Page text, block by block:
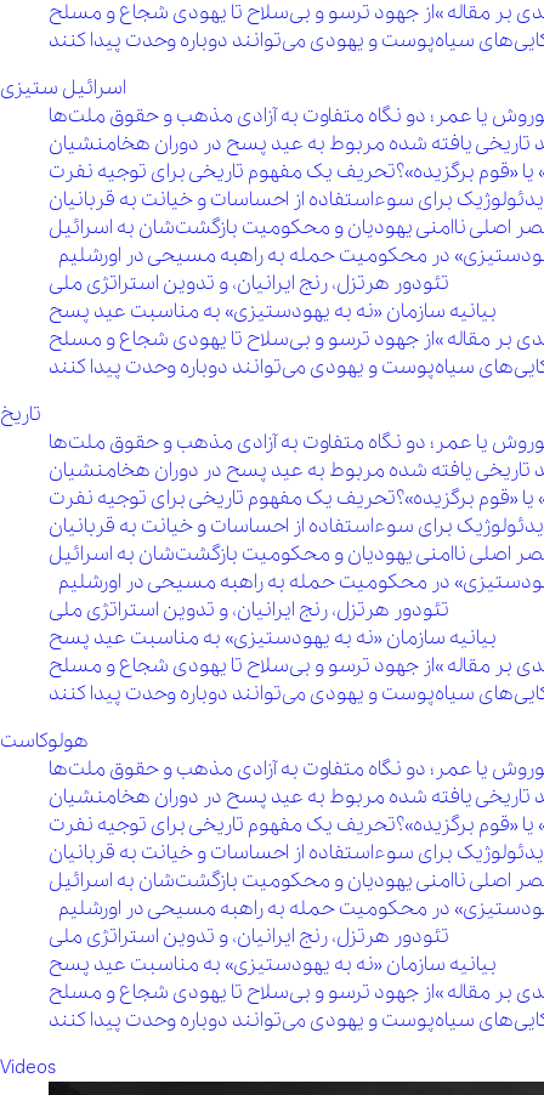
اسرائیل ستیزی
یا عمر؛ دو نگاه متفاوت به آزادی مذهب و حقوق ملت‌ها
یافته شده مربوط به عید پسح در دوران هخامنشیان
یا «قوم برگزیده»؟تحریف یک مفهوم تاریخی برای توجیه نفرت
برای سوءاستفاده از احساسات و خیانت به قربانیان
اصلی ناامنی یهودیان و محکومیت بازگشت‌شان به اسرائیل
در محکومیت حمله به راهبه مسیحی در اورشلیم
تئودور هرتزل، رنج ایرانیان، و تدوین استراتژی ملی
بیانیه سازمان «نه به یهودستیزی» به مناسبت عید پسح
تاریخ
یا عمر؛ دو نگاه متفاوت به آزادی مذهب و حقوق ملت‌ها
یافته شده مربوط به عید پسح در دوران هخامنشیان
یا «قوم برگزیده»؟تحریف یک مفهوم تاریخی برای توجیه نفرت
برای سوءاستفاده از احساسات و خیانت به قربانیان
اصلی ناامنی یهودیان و محکومیت بازگشت‌شان به اسرائیل
در محکومیت حمله به راهبه مسیحی در اورشلیم
تئودور هرتزل، رنج ایرانیان، و تدوین استراتژی ملی
بیانیه سازمان «نه به یهودستیزی» به مناسبت عید پسح
هولوکاست
یا عمر؛ دو نگاه متفاوت به آزادی مذهب و حقوق ملت‌ها
یافته شده مربوط به عید پسح در دوران هخامنشیان
یا «قوم برگزیده»؟تحریف یک مفهوم تاریخی برای توجیه نفرت
برای سوءاستفاده از احساسات و خیانت به قربانیان
اصلی ناامنی یهودیان و محکومیت بازگشت‌شان به اسرائیل
در محکومیت حمله به راهبه مسیحی در اورشلیم
تئودور هرتزل، رنج ایرانیان، و تدوین استراتژی ملی
بیانیه سازمان «نه به یهودستیزی» به مناسبت عید پسح
Videos